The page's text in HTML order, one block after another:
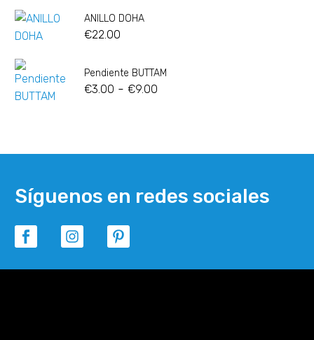
ANILLO DOHA
€22.00
Pendiente BUTTAM
€3.00 - €9.00
Síguenos en redes sociales